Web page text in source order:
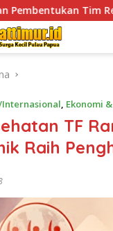
Cepat Bencana
Internasional, Ekonomi
TF
Raih